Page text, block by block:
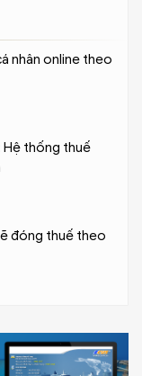
nhân online theo
Hệ thống thuế
đóng thuế theo